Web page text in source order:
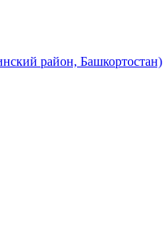
район, Башкортостан)